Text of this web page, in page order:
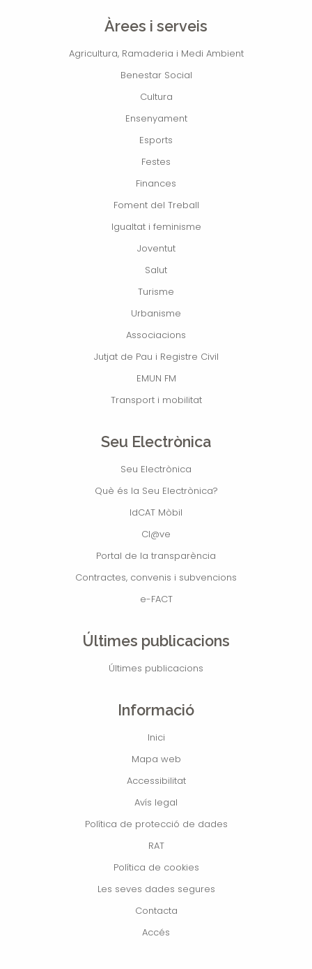
Àrees i serveis
Agricultura, Ramaderia i Medi Ambient
Benestar Social
Cultura
Ensenyament
Esports
Festes
Finances
Foment del Treball
Igualtat i feminisme
Joventut
Salut
Turisme
Urbanisme
Associacions
Jutjat de Pau i Registre Civil
EMUN FM
Transport i mobilitat
Seu Electrònica
Seu Electrònica
Què és la Seu Electrònica?
IdCAT Mòbil
Cl@ve
Portal de la transparència
Contractes, convenis i subvencions
e-FACT
Últimes publicacions
Últimes publicacions
Informació
Inici
Mapa web
Accessibilitat
Avís legal
Política de protecció de dades
RAT
Política de cookies
Les seves dades segures
Contacta
Accés